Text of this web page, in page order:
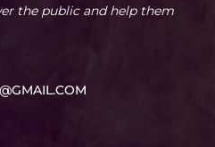
the public and help them